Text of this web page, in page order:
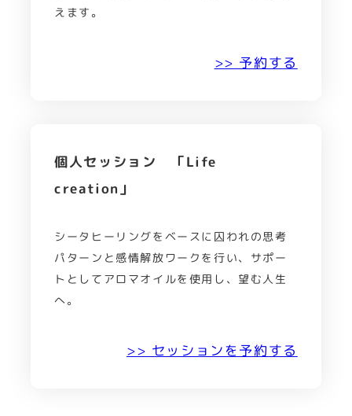
えます。
>> 予約する
個人セッション 「Life
creation」
シータヒーリングをベースに囚われの思考
パターンと感情解放ワークを行い、サポー
トとしてアロマオイルを使用し、望む人生
へ。
>> セッションを予約する